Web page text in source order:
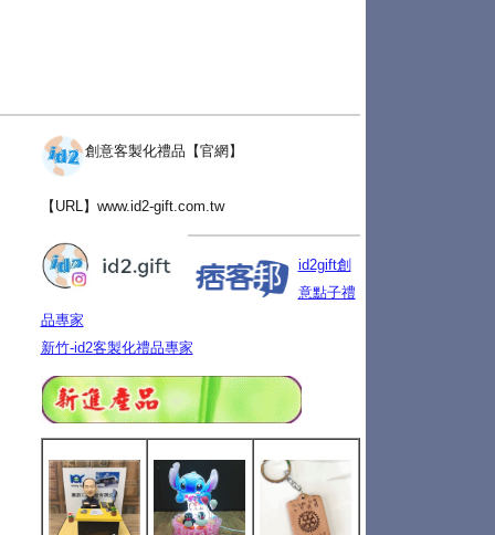
創意客製化禮品【官網】
【URL】 www.id2-gift.com.tw
id2gift創
意點子禮
品專家
新竹-id2客製化禮品專家